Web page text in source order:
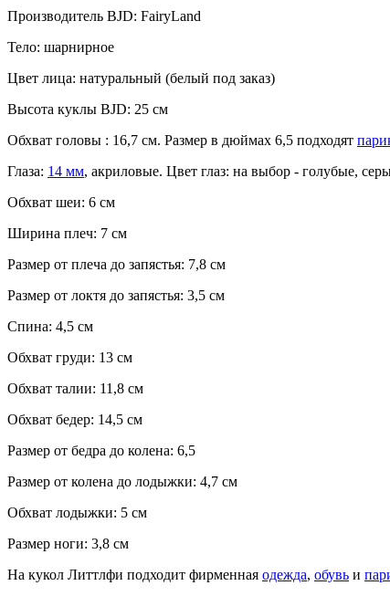
Производитель BJD: FairyLand
Тело: шарнирное
Цвет лица: натуральный (белый под заказ)
Высота куклы BJD: 25 см
Обхват головы : 16,7 см. Размер в дюймах 6,5 подходят
Глаза: 14 мм, акриловые. Цвет глаз: на выбор - голубые,
Обхват шеи: 6 см
Ширина плеч: 7 см
Размер от плеча до запястья: 7,8 см
Размер от локтя до запястья: 3,5 см
Спина: 4,5 см
Обхват груди: 13 см
Обхват талии: 11,8 см
Обхват бедер: 14,5 см
Размер от бедра до колена: 6,5
Размер от колена до лодыжки: 4,7 см
Обхват лодыжки: 5 см
Размер ноги: 3,8 см
На кукол Литтлфи подходит фирменная одежда, обувь и